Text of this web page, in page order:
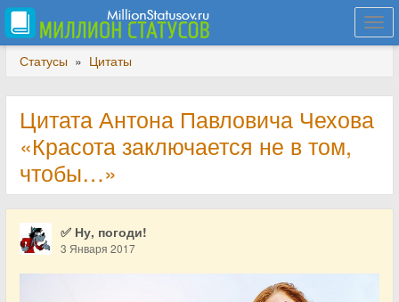
Статусы » Цитаты
Цитата Антона Павловича Чехова
«Красота заключается не в том,
чтобы…»
✅ Ну, погоди!
3 Января 2017